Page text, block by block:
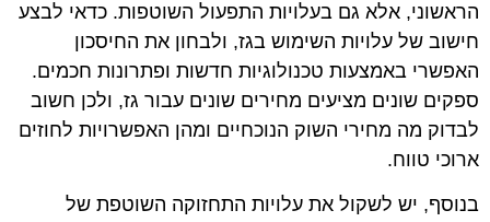
הראשוני, אלא גם בעלויות התפעול השוטפות. כדאי לבצע
חישוב של עלויות השימוש בגז, ולבחון את החיסכון
האפשרי באמצעות טכנולוגיות חדשות ופתרונות חכמים.
ספקים שונים מציעים מחירים שונים עבור גז, ולכן חשוב
לבדוק מה מחירי השוק הנוכחיים ומהן האפשרויות לחוזים
ארוכי טווח.
בנוסף, יש לשקול את עלויות התחזוקה השוטפת של